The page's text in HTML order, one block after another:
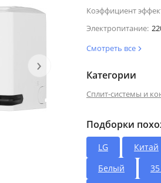
›
Коэффициент
Электропитание:
Смотреть все
Категории
Сплит-системы и
Подборки
LG Китай
Белый